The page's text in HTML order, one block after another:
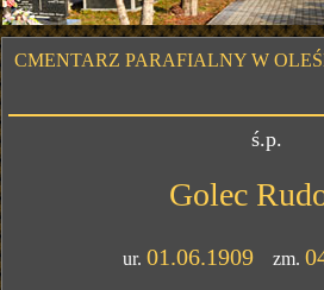
CMENTARZ PARAFIALNY W
ś.p.
Golec
ur. 01.06.1909zm.